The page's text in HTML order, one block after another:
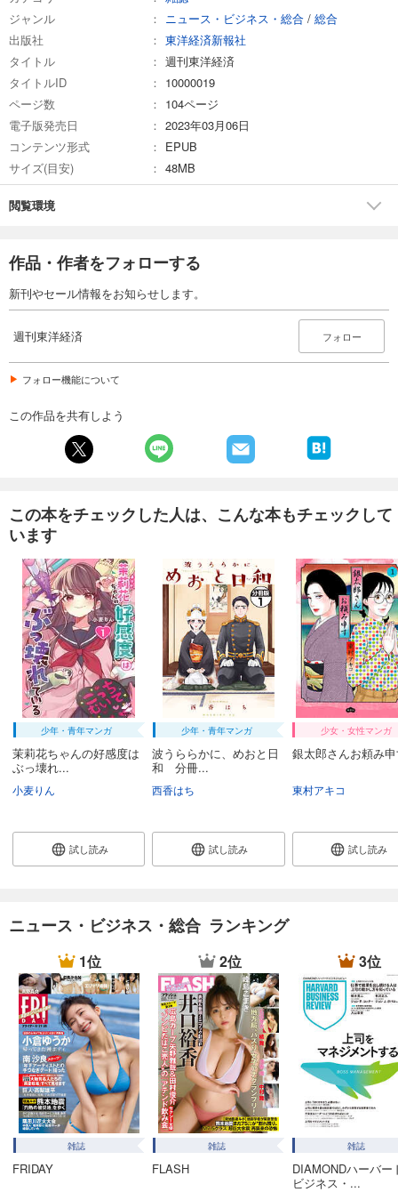
試し読み
あらすじを表示する
週刊東洋経済 2026/3/7号
あらすじを表示する
あらすじを表示する
カート
あらすじを表示する
週刊東洋経済 2026/1/31・2/7合併号
週刊東洋経済 2026/1/24号
880円 (税込)
カート
試し読み
あらすじを表示する
週刊東洋経済 2026/1/10・1/17合併号
880円 (税込)
カート
試し読み
週刊東洋経済 2025/12/27・2026/1/3合併号
880円 (税込)
あらすじを表示する
週刊東洋経済 2025/12/20号
880円 (税込)
カート
試し読み
あらすじを表示する
週刊東洋経済 2025/12/13号
880
円 (税込)
試し読み
ジャンル
ニュース・ビジネス・総合 / 総合
出版社
東洋経済新報社
タイトル
週刊東洋経済
タイトルID
10000019
ページ数
104ページ
電子版発売日
2023年03月06日
コンテンツ形式
EPUB
サイズ(目安)
48MB
閲覧環境
作品・作者をフォローする
新刊やセール情報をお知らせします。
週刊東洋経済 フォロー
フォロー機能について
この作品を共有しよう
この本をチェックした人は、こんな本もチェックして
います
少年・青年マンガ
茉莉花ちゃんの好感度は
ぶっ壊れ...
小麦りん
試し読み
少年・青年マンガ
波うららかに、めおと日
和 分冊...
西香はち
試し読み
少女・女性マンガ
銀太郎さんお頼み
東村アキコ
試し読み
ニュース・ビジネス・総合 ランキング
1位
雑誌
FRIDAY
2位
雑誌
FLASH
3位
雑誌
DIAMONDハーバー
ビジネス・...